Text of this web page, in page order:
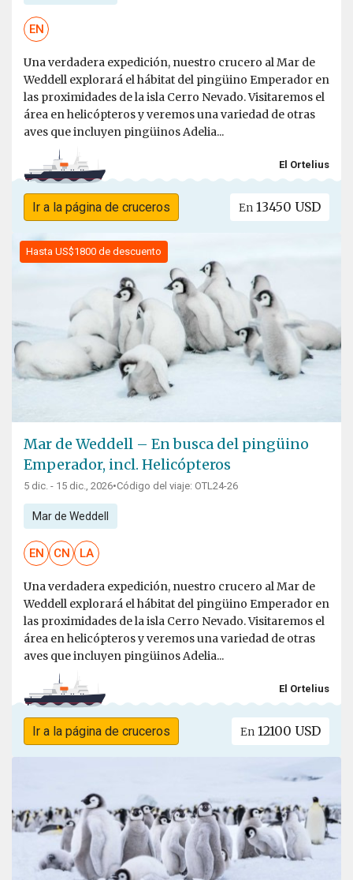
EN
Una verdadera expedición, nuestro crucero al Mar de
Weddell explorará el hábitat del pingüino Emperador en
las proximidades de la isla Cerro Nevado. Visitaremos el
área en helicópteros y veremos una variedad de otras
aves que incluyen pingüinos Adelia...
El Ortelius
Ir a la página de cruceros En 13450 USD
Hasta US$1800 de descuento
Mar de Weddell – En busca del pingüino
Emperador, incl. Helicópteros
5 dic. - 15 dic., 2026•Código del viaje: OTL24-26
Mar de Weddell
EN CN LA
Una verdadera expedición, nuestro crucero al Mar de
Weddell explorará el hábitat del pingüino Emperador en
las proximidades de la isla Cerro Nevado. Visitaremos el
área en helicópteros y veremos una variedad de otras
aves que incluyen pingüinos Adelia...
El Ortelius
Ir a la página de cruceros En 12100 USD